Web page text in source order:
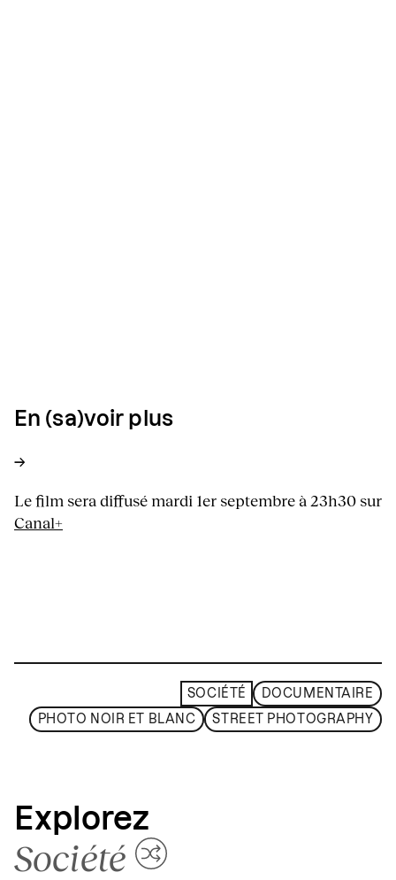
En (sa)voir plus
→
Le film sera diffusé mardi 1er septembre à 23h30 sur
Canal+
SOCIÉTÉ DOCUMENTAIRE
PHOTO NOIR ET BLANC STREET PHOTOGRAPHY
Explorez
Société